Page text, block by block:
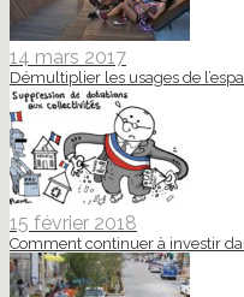
14 mars 2017
Démultiplier les usages de
15 février 2018
Comment continuer à investir